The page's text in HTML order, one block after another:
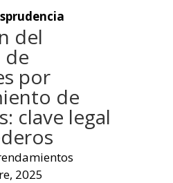
del
de
por
de
clave legal
2025